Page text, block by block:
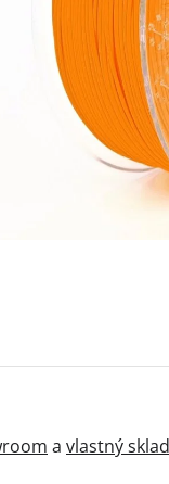
a vlastný sklad